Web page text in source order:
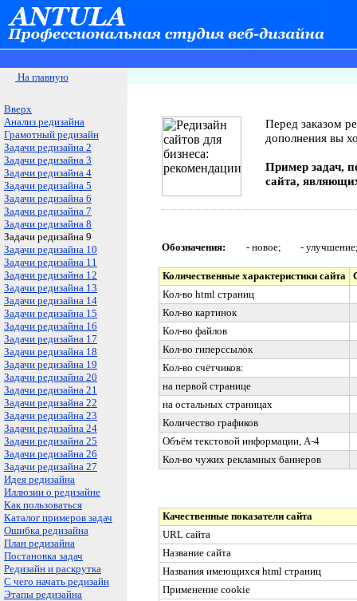
На главную
Вверх
Анализ редизайна
Грамотный редизайн
Задачи редизайна 2
Задачи редизайна 3
Задачи редизайна 4
Задачи редизайна 5
Задачи редизайна 6
Задачи редизайна 7
Задачи редизайна 8
Задачи редизайна 9
Задачи редизайна 10
Задачи редизайна 11
Задачи редизайна 12
Задачи редизайна 13
Задачи редизайна 14
Задачи редизайна 15
Задачи редизайна 16
Задачи редизайна 17
Задачи редизайна 18
Задачи редизайна 19
Задачи редизайна 20
Задачи редизайна 21
Задачи редизайна 22
Задачи редизайна 23
Задачи редизайна 24
Задачи редизайна 25
Задачи редизайна 26
Задачи редизайна 27
Идея редизайна
Иллюзии о редизайне
Как пользоваться
Каталог примеров задач
Ошибка редизайна
План редизайна
Постановка задач
Редизайн и раскрутка
С чего начать редизайн
Этапы редизайна
Перед заказом
дополнения вы
Пример задач,
сайта,
Обозначения: - новое; -
Количественные характеристики сайта
Кол-во html страниц
Кол-во картинок
Кол-во файлов
Кол-во гиперссылок
Кол-во счётчиков:
на первой странице
на остальных страницах
Количество графиков
Объём текстовой информации, А-4
Кол-во чужих рекламных баннеров
Качественные показатели сайта
URL сайта
Название сайта
Названия имеющихся html страниц
Применение cookie